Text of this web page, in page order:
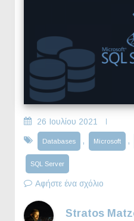
26 Ιουλίου 2021
Databases , Microsoft ,
SQL Server
Αφήστε ένα σχόλιο
Stratos